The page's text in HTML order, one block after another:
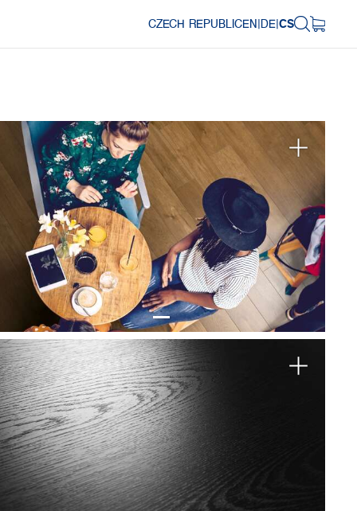
CZECH REPUBLICEN|DE|CS